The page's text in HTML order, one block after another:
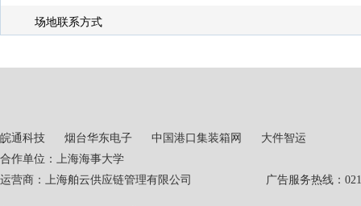
场地联系方式
皖通科技 烟台华东电子 中国港口集装箱网
大件智运
合作单位：上海海事大学
运营商：上海舶云供应链管理有限公司 广告服务热线：021-